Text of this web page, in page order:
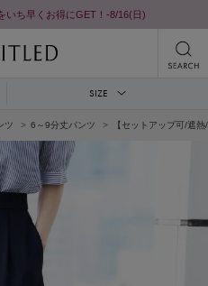
いち早くお得にGET！-8/16(日)
SIZE
ツ 6～9分丈パンツ 【セットアップ可/遮